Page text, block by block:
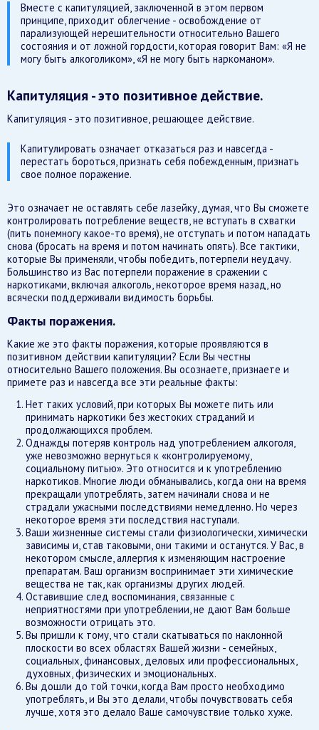
Вместе с капитуляцией, заключенной в этом первом
принципе, приходит облегчение - освобождение от
парализующей нерешительности относительно Вашего
состояния и от ложной гордости, которая говорит Вам: «Я не
могу быть алкоголиком», «Я не могу быть наркоманом».
Капитуляция - это позитивное действие.
Капитуляция - это позитивное, решающее действие.
Капитулировать означает отказаться раз и навсегда -
перестать бороться, признать себя побежденным, признать
свое полное поражение.
Это означает не оставлять себе лазейку, думая, что Вы сможете
контролировать потребление веществ, не вступать в схватки
(пить понемногу какое-то время), не отступать и потом нападать
снова (бросать на время и потом начинать опять). Все тактики,
которые Вы применяли, чтобы победить, потерпели неудачу.
Большинство из Вас потерпели поражение в сражении с
наркотиками, включая алкоголь, некоторое время назад, но
всячески поддерживали видимость борьбы.
Факты поражения.
Какие же это факты поражения, которые проявляются в
позитивном действии капитуляции? Если Вы честны
относительно Вашего положения. Вы осознаете, признаете и
примете раз и навсегда все эти реальные факты:
Нет таких условий, при которых Вы можете пить или
принимать наркотики без жестоких страданий и
продолжающихся проблем.
Однажды потеряв контроль над употреблением алкоголя,
уже невозможно вернуться к «контролируемому,
социальному питью». Это относится и к употреблению
наркотиков. Многие люди обманывались, когда они на время
прекращали употреблять, затем начинали снова и не
страдали ужасными последствиями немедленно. Но через
некоторое время эти последствия наступали.
Ваши жизненные системы стали физиологически, химически
зависимы и, став таковыми, они такими и останутся. У Вас, в
некотором смысле, аллергия к изменяющим настроение
препаратам. Ваш организм воспринимает эти химические
вещества не так, как организмы других людей.
Оставившие след воспоминания, связанные с
неприятностями при употреблении, не дают Вам больше
возможности отрицать это.
Вы пришли к тому, что стали скатываться по наклонной
плоскости во всех областях Вашей жизни - семейных,
социальных, финансовых, деловых или профессиональных,
духовных, физических и эмоциональных.
Вы дошли до той точки, когда Вам просто необходимо
употреблять, и Вы это делали, чтобы почувствовать себя
лучше, хотя это делало Ваше самочувствие только хуже.